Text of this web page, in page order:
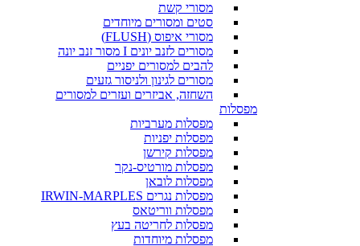
מסורי קשת
סטים ומסורים מיוחדים
מסורי איפוס (FLUSH)
מסורים לזנב יונים I מסור זנב יונה
להבים למסורים יפניים
מסורים לגינון ולניסור גזעים
השחזה, אביזרים ועזרים למסורים
מפסלות
מפסלות מערביות
מפסלות יפניות
מפסלות קירשן
מפסלות מורטיס-נקר
מפסלות לובאן
מפסלות נגרים IRWIN-MARPLES
מפסלות ווריטאס
מפסלות לחריטה בעץ
מפסלות מיוחדות